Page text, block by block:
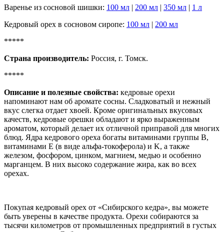
Варенье из сосновой шишки: 100 мл | 200 мл | 350 мл | 1 л
Кедровый орех в сосновом сиропе: 100 мл | 200 мл
*****
Страна производитель: Россия, г. Томск.
*****
Описание и полезные свойства: кедровые орехи
напоминают нам об аромате сосны. Сладковатый и нежный
вкус слегка отдает хвоей. Кроме оригинальных вкусовых
качеств, кедровые орешки обладают и ярко выраженным
ароматом, который делает их отличной приправой для многих
блюд. Ядра кедрового ореха богаты витаминами группы B,
витаминами E (в виде альфа-токоферола) и K, а также
железом, фосфором, цинком, магнием, медью и особенно
марганцем. В них высоко содержание жира, как во всех
орехах.
Покупая кедровый орех от «Сибирского кедра», вы можете
быть уверены в качестве продукта. Орехи собираются за
тысячи километров от промышленных предприятий в густых